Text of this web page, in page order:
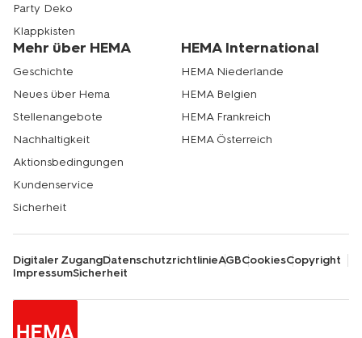
Party Deko
Klappkisten
Mehr über HEMA
Geschichte
Neues über Hema
Stellenangebote
Nachhaltigkeit
Aktionsbedingungen
Kundenservice
Sicherheit
HEMA International
HEMA Niederlande
HEMA Belgien
HEMA Frankreich
HEMA Österreich
Digitaler ZugangDatenschutzrichtlinieAGBCookiesCopyright
ImpressumSicherheit